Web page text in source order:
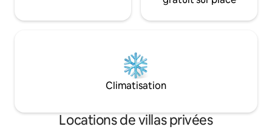
Climatisation
Locations de villas privées